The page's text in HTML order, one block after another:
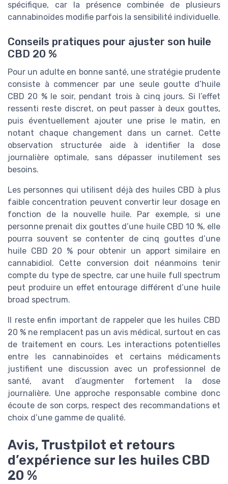
spécifique, car la présence combinée de plusieurs
cannabinoïdes modifie parfois la sensibilité individuelle.
Conseils pratiques pour ajuster son huile
CBD 20 %
Pour un adulte en bonne santé, une stratégie prudente
consiste à commencer par une seule goutte d’huile
CBD 20 % le soir, pendant trois à cinq jours. Si l’effet
ressenti reste discret, on peut passer à deux gouttes,
puis éventuellement ajouter une prise le matin, en
notant chaque changement dans un carnet. Cette
observation structurée aide à identifier la dose
journalière optimale, sans dépasser inutilement ses
besoins.
Les personnes qui utilisent déjà des huiles CBD à plus
faible concentration peuvent convertir leur dosage en
fonction de la nouvelle huile. Par exemple, si une
personne prenait dix gouttes d’une huile CBD 10 %, elle
pourra souvent se contenter de cinq gouttes d’une
huile CBD 20 % pour obtenir un apport similaire en
cannabidiol. Cette conversion doit néanmoins tenir
compte du type de spectre, car une huile full spectrum
peut produire un effet entourage différent d’une huile
broad spectrum.
Il reste enfin important de rappeler que les huiles CBD
20 % ne remplacent pas un avis médical, surtout en cas
de traitement en cours. Les interactions potentielles
entre les cannabinoïdes et certains médicaments
justifient une discussion avec un professionnel de
santé, avant d’augmenter fortement la dose
journalière. Une approche responsable combine donc
écoute de son corps, respect des recommandations et
choix d’une gamme de qualité.
Avis, Trustpilot et retours
d’expérience sur les huiles CBD
20 %